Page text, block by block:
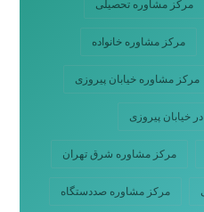
مرکز مشاوره تحصیلی
مرکز مشاوره خانواده
مرکز مشاوره خیابان پیروزی
خیابان پیروزی
مرکز مشاوره شرق تهران
مرکز مشاوره صددستگاه